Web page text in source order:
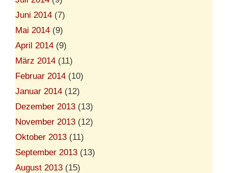
Juni 2014 (7)
Mai 2014 (9)
April 2014 (9)
März 2014 (11)
Februar 2014 (10)
Januar 2014 (12)
Dezember 2013 (13)
November 2013 (12)
Oktober 2013 (11)
September 2013 (13)
August 2013 (15)